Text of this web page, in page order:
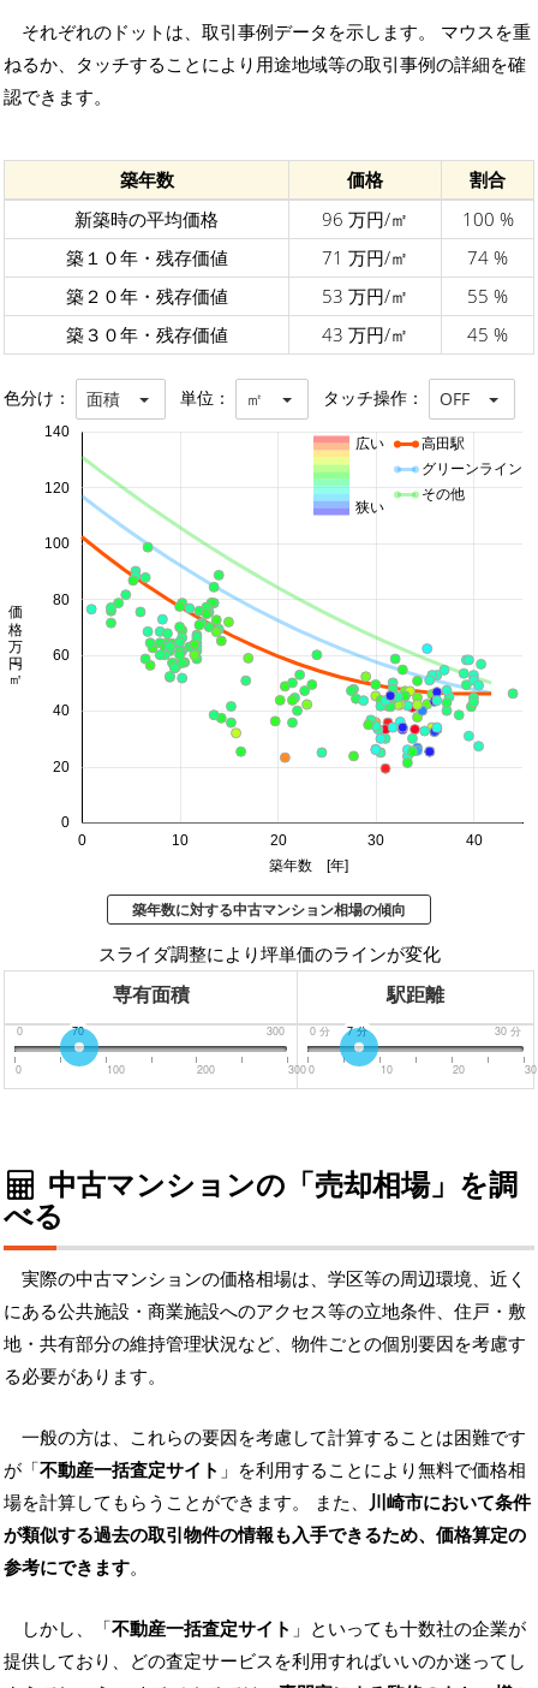
それぞれのドットは、取引事例データを示します。 マウスを重
ねるか、タッチすることにより用途地域等の取引事例の詳細を確
認できます。
築年数 価格
割合
新築時の平均価格
96 万円/㎡
100 %
築１０年・残存価値
71 万円/㎡
74 %
築２０年・残存価値
53 万円/㎡
55 %
築３０年・残存価値
43 万円/㎡ 45 %
色分け： 面積 単位： ㎡ タッチ操作： OFF
0 10 20 30 40
0
20
40
60
80
100
120
140
築年数 [年]
価格 万円/㎡
高田駅
グリーンライン
その他
広い
狭い
築年数に対する中古マンション相場の傾向
スライダ調整により坪単価のラインが変化
専有面積 駅距離
0 300
70
0 100 200 300
0 分 30 分
7分
0 10 20 30
中古マンションの「売却相場」を調
べる
実際の中古マンションの価格相場は、学区等の周辺環境、近く
にある公共施設・商業施設へのアクセス等の立地条件、住戸・敷
地・共有部分の維持管理状況など、物件ごとの個別要因を考慮す
る必要があります。
一般の方は、これらの要因を考慮して計算することは困難です
が「不動産一括査定サイト 」を利用することにより無料で価格相
場を計算してもらうことができます。 また、 川崎市において条件
が類似する過去の取引物件の情報も入手できるため、価格算定の
参考にできます。
しかし、「不動産一括査定サイト 」といっても十数社の企業が
提供しており、どの査定サービスを利用すればいいのか迷ってし